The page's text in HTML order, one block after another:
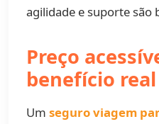
agilidade e suporte são
Preço
benefício real
Um seguro viagem